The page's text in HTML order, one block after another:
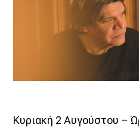
Κυριακή 2 Αυγούστου –